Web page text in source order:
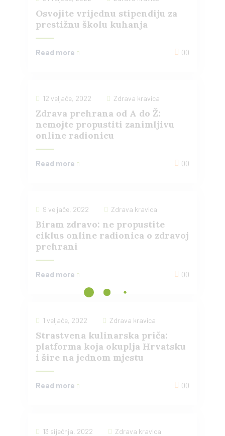
Osvojite vrijednu stipendiju za
prestižnu školu kuhanja
Read more 00
12 veljače, 2022 Zdrava kravica
Zdrava prehrana od A do Ž:
nemojte propustiti zanimljivu
online radionicu
Read more 00
9 veljače, 2022 Zdrava kravica
Biram zdravo: ne propustite
ciklus online radionica o zdravoj
prehrani
Read more 00
1 veljače, 2022 Zdrava kravica
Strastvena kulinarska priča:
platforma koja okuplja Hrvatsku
i šire na jednom mjestu
Read more 00
13 siječnja, 2022 Zdrava kravica